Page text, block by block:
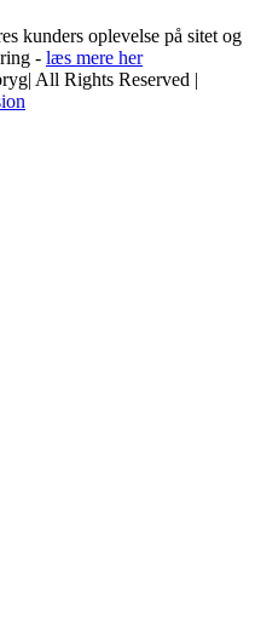
kunders oplevelse på sitet og
- læs mere her
All Rights Reserved |